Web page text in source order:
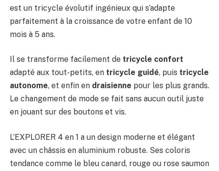
est un tricycle évolutif ingénieux qui s’adapte
parfaitement à la croissance de votre enfant de 10
mois à 5 ans.
Il se transforme facilement de tricycle confort
adapté aux tout-petits, en tricycle guidé, puis tricycle
autonome, et enfin en draisienne pour les plus grands.
Le changement de mode se fait sans aucun outil juste
en jouant sur des boutons et vis.
L’EXPLORER 4 en 1 a un design moderne et élégant
avec un châssis en aluminium robuste. Ses coloris
tendance comme le bleu canard, rouge ou rose saumon